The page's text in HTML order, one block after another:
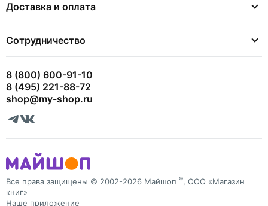
Доставка и оплата
Сотрудничество
8 (800) 600-91-10
8 (495) 221-88-72
shop@my-shop.ru
Все права защищены © 2002-2026 Майшоп ®, ООО «Магазин
книг»
Наше приложение